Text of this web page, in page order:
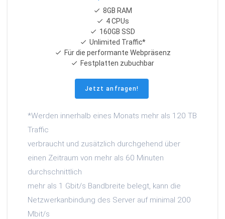
8GB RAM
4 CPUs
160GB SSD
Unlimited Traffic*
Für die performante Webpräsenz
Festplatten zubuchbar
Jetzt anfragen!
*Werden innerhalb eines Monats mehr als 120 TB
Traffic
verbraucht und zusätzlich durchgehend über
einen Zeitraum von mehr als 60 Minuten
durchschnittlich
mehr als 1 Gbit/s Bandbreite belegt, kann die
Netzwerkanbindung des Server auf minimal 200
Mbit/s